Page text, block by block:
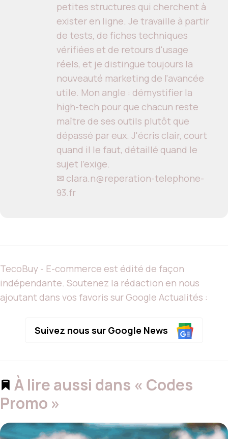
petites structures qui cherchent à
exister en ligne. Je travaille à partir
de tests, de fiches techniques
vérifiées et de retours d'usage
réels, et je distingue toujours la
nouveauté marketing de l'avancée
utile. Mon angle : démystifier la
high-tech pour que chacun reste
maître de ses outils plutôt que
dépassé par eux. J'écris clair, court
quand il le faut, détaillé quand le
sujet l'exige.
✉ clara.n@reperation-telephone-
93.fr
TecoBuy - E-commerce est édité de façon
indépendante. Soutenez la rédaction en nous
ajoutant dans vos favoris sur Google Actualités :
Suivez nous sur Google News
À lire aussi dans « Codes
Promo »